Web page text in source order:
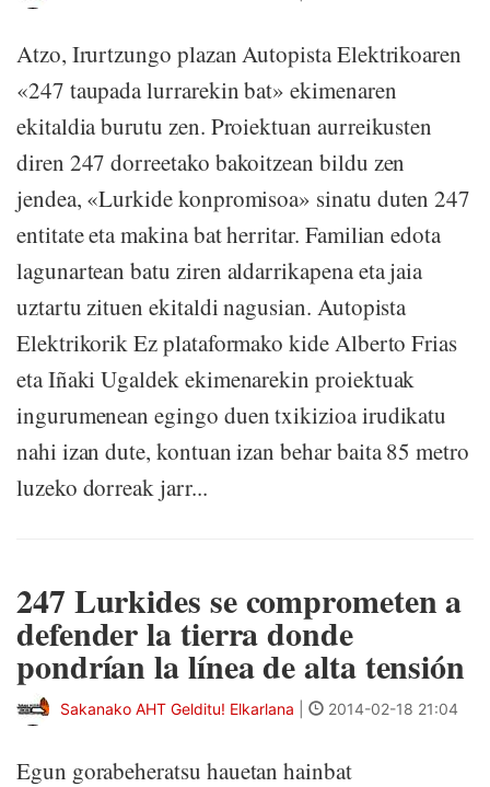
Atzo, Irurtzungo plazan Autopista Elektrikoaren
«247 taupada lurrarekin bat» ekimenaren
ekitaldia burutu zen. Proiektuan aurreikusten
diren 247 dorreetako bakoitzean bildu zen
jendea, «Lurkide konpromisoa» sinatu duten 247
entitate eta makina bat herritar. Familian edota
lagunartean batu ziren aldarrikapena eta jaia
uztartu zituen ekitaldi nagusian. Autopista
Elektrikorik Ez plataformako kide Alberto Frias
eta Iñaki Ugaldek ekimenarekin proiektuak
ingurumenean egingo duen txikizioa irudikatu
nahi izan dute, kontuan izan behar baita 85 metro
luzeko dorreak jarr...
247 Lurkides se comprometen a
defender la tierra donde
pondrían la línea de alta tensión
Sakanako AHT Gelditu! Elkarlana 2014-02-18 21:04
Egun gorabeheratsu hauetan hainbat